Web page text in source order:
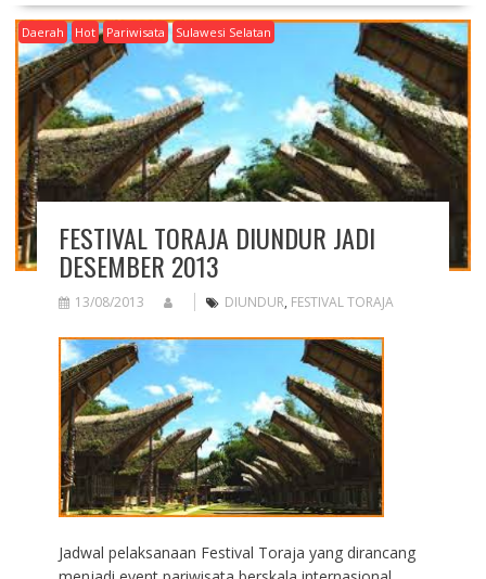
Daerah Hot Pariwisata Sulawesi Selatan
FESTIVAL TORAJA DIUNDUR JADI
DESEMBER 2013
13/08/2013 DIUNDUR, FESTIVAL TORAJA
Jadwal pelaksanaan Festival Toraja yang dirancang